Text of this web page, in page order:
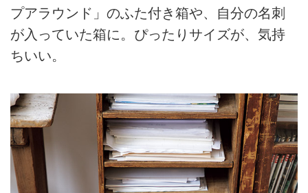
プアラウンド」のふた付き箱や、自分の名刺
が入っていた箱に。ぴったりサイズが、気持
ちいい。